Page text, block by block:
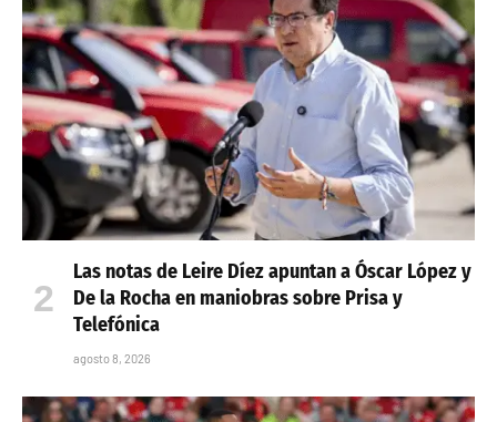
Las notas de Leire Díez apuntan a Óscar López y
De la Rocha en maniobras sobre Prisa y
Telefónica
agosto 8, 2026